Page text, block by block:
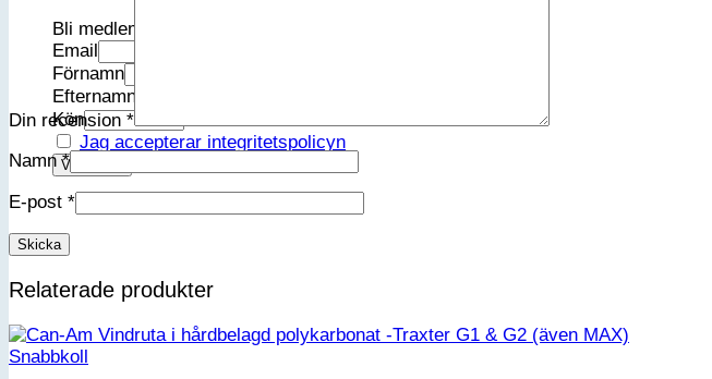
Bli medlem i vår VIP-klubb
Email
Förnamn
Efternamn
Kön
Jag accepterar integritetspolicyn
Din recension *
Namn*
E-post *
Relaterade produkter
Snabbkoll